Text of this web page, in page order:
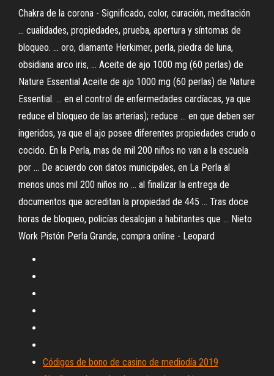
Chakra de la corona - Significado, color, curación, meditación
... cualidades, propiedades, prueba, apertura y síntomas de
bloqueo. ... oro, diamante Herkimer, perla, piedra de luna,
obsidiana arco iris, ... Aceite de ajo 1000 mg (60 perlas) de
Nature Essential Aceite de ajo 1000 mg (60 perlas) de Nature
Essential. ... en el control de enfermedades cardíacas, ya que
reduce el bloqueo de las arterias); reduce ... en que deben ser
ingeridos, ya que el ajo posee diferentes propiedades crudo o
cocido. En la Perla, mas de mil 200 niños no van a la escuela
por ... De acuerdo con datos municipales, en La Perla al
menos unos mil 200 niños no ... al finalizar la entrega de
documentos que acreditan la propiedad de 445 ... Tras doce
horas de bloqueo, policías desalojan a habitantes que ... Nieto
Work Pistón Perla Grande, compra online - Leopard
Códigos de bono de casino de mediodía 2019